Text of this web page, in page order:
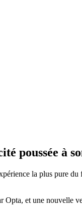
poussée à
la plus pure du
Opta, et une nouvelle